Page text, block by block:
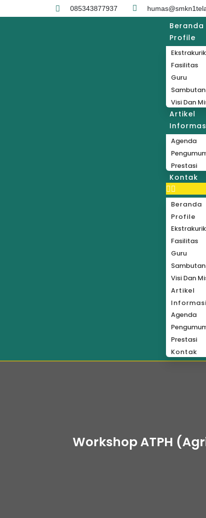
085343877937
Beranda
Profile
Fasilitas
Guru
Visi Dan
Artikel
Agenda
Prestasi
Kontak
Beranda
Profile
Fasilitas
Guru
Visi Dan
Artikel
Informasi
Agenda
Prestasi
Kontak
Workshop ATPH